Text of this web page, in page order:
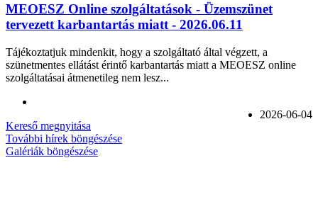
MEOESZ Online szolgáltatások - Üzemszünet
tervezett karbantartás miatt - 2026.06.11
Tájékoztatjuk mindenkit, hogy a szolgáltató által végzett, a
szünetmentes ellátást érintő karbantartás miatt a MEOESZ online
szolgáltatásai átmenetileg nem lesz...
2026-06-04
Kereső megnyitása
További hírek böngészése
Galériák böngészése